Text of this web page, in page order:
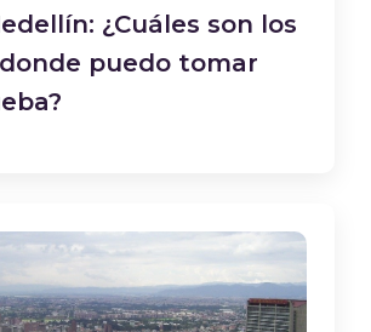
¿Cuáles son los
puedo tomar